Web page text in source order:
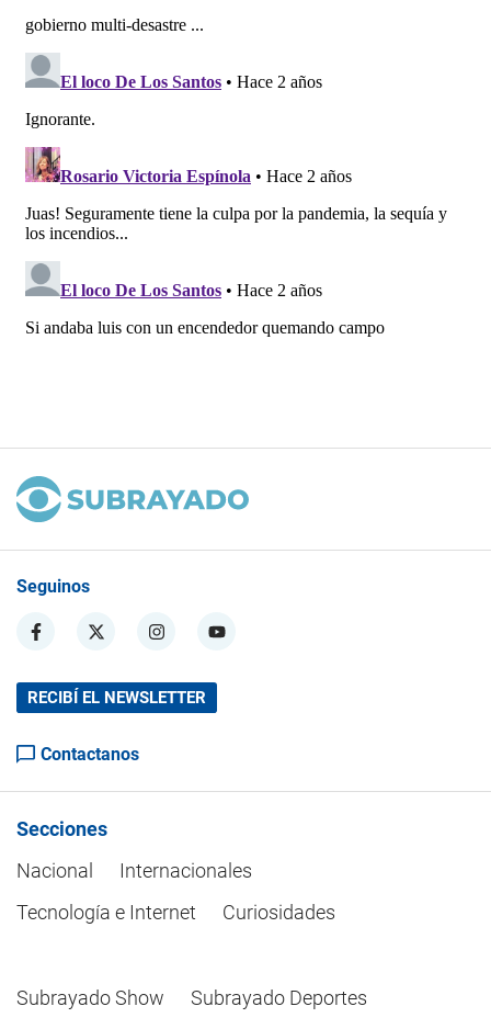
Seguinos
RECIBÍ EL NEWSLETTER
Contactanos
Secciones
Nacional
Internacionales
Tecnología e Internet
Curiosidades
Subrayado Show Subrayado Deportes